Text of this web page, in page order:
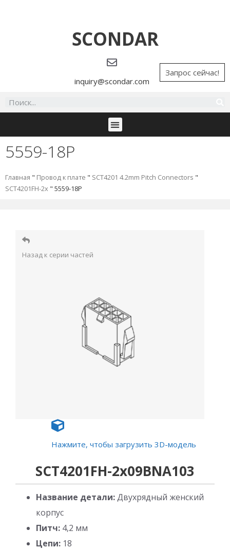
SCONDAR
inquiry@scondar.com
Запрос сейчас!
5559-18P
Главная " Провод к плате " SCT4201 4.2mm Pitch Connectors "
SCT4201FH-2x " 5559-18P
Назад к серии частей
Нажмите, чтобы загрузить 3D-модель
SCT4201FH-2x09BNA103
Название детали:Двухрядный женский
корпус
Питч: 4,2 мм
Цепи: 18